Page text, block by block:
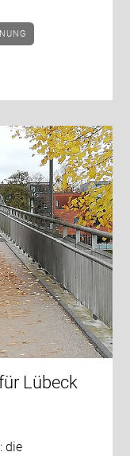
Lübeck
die